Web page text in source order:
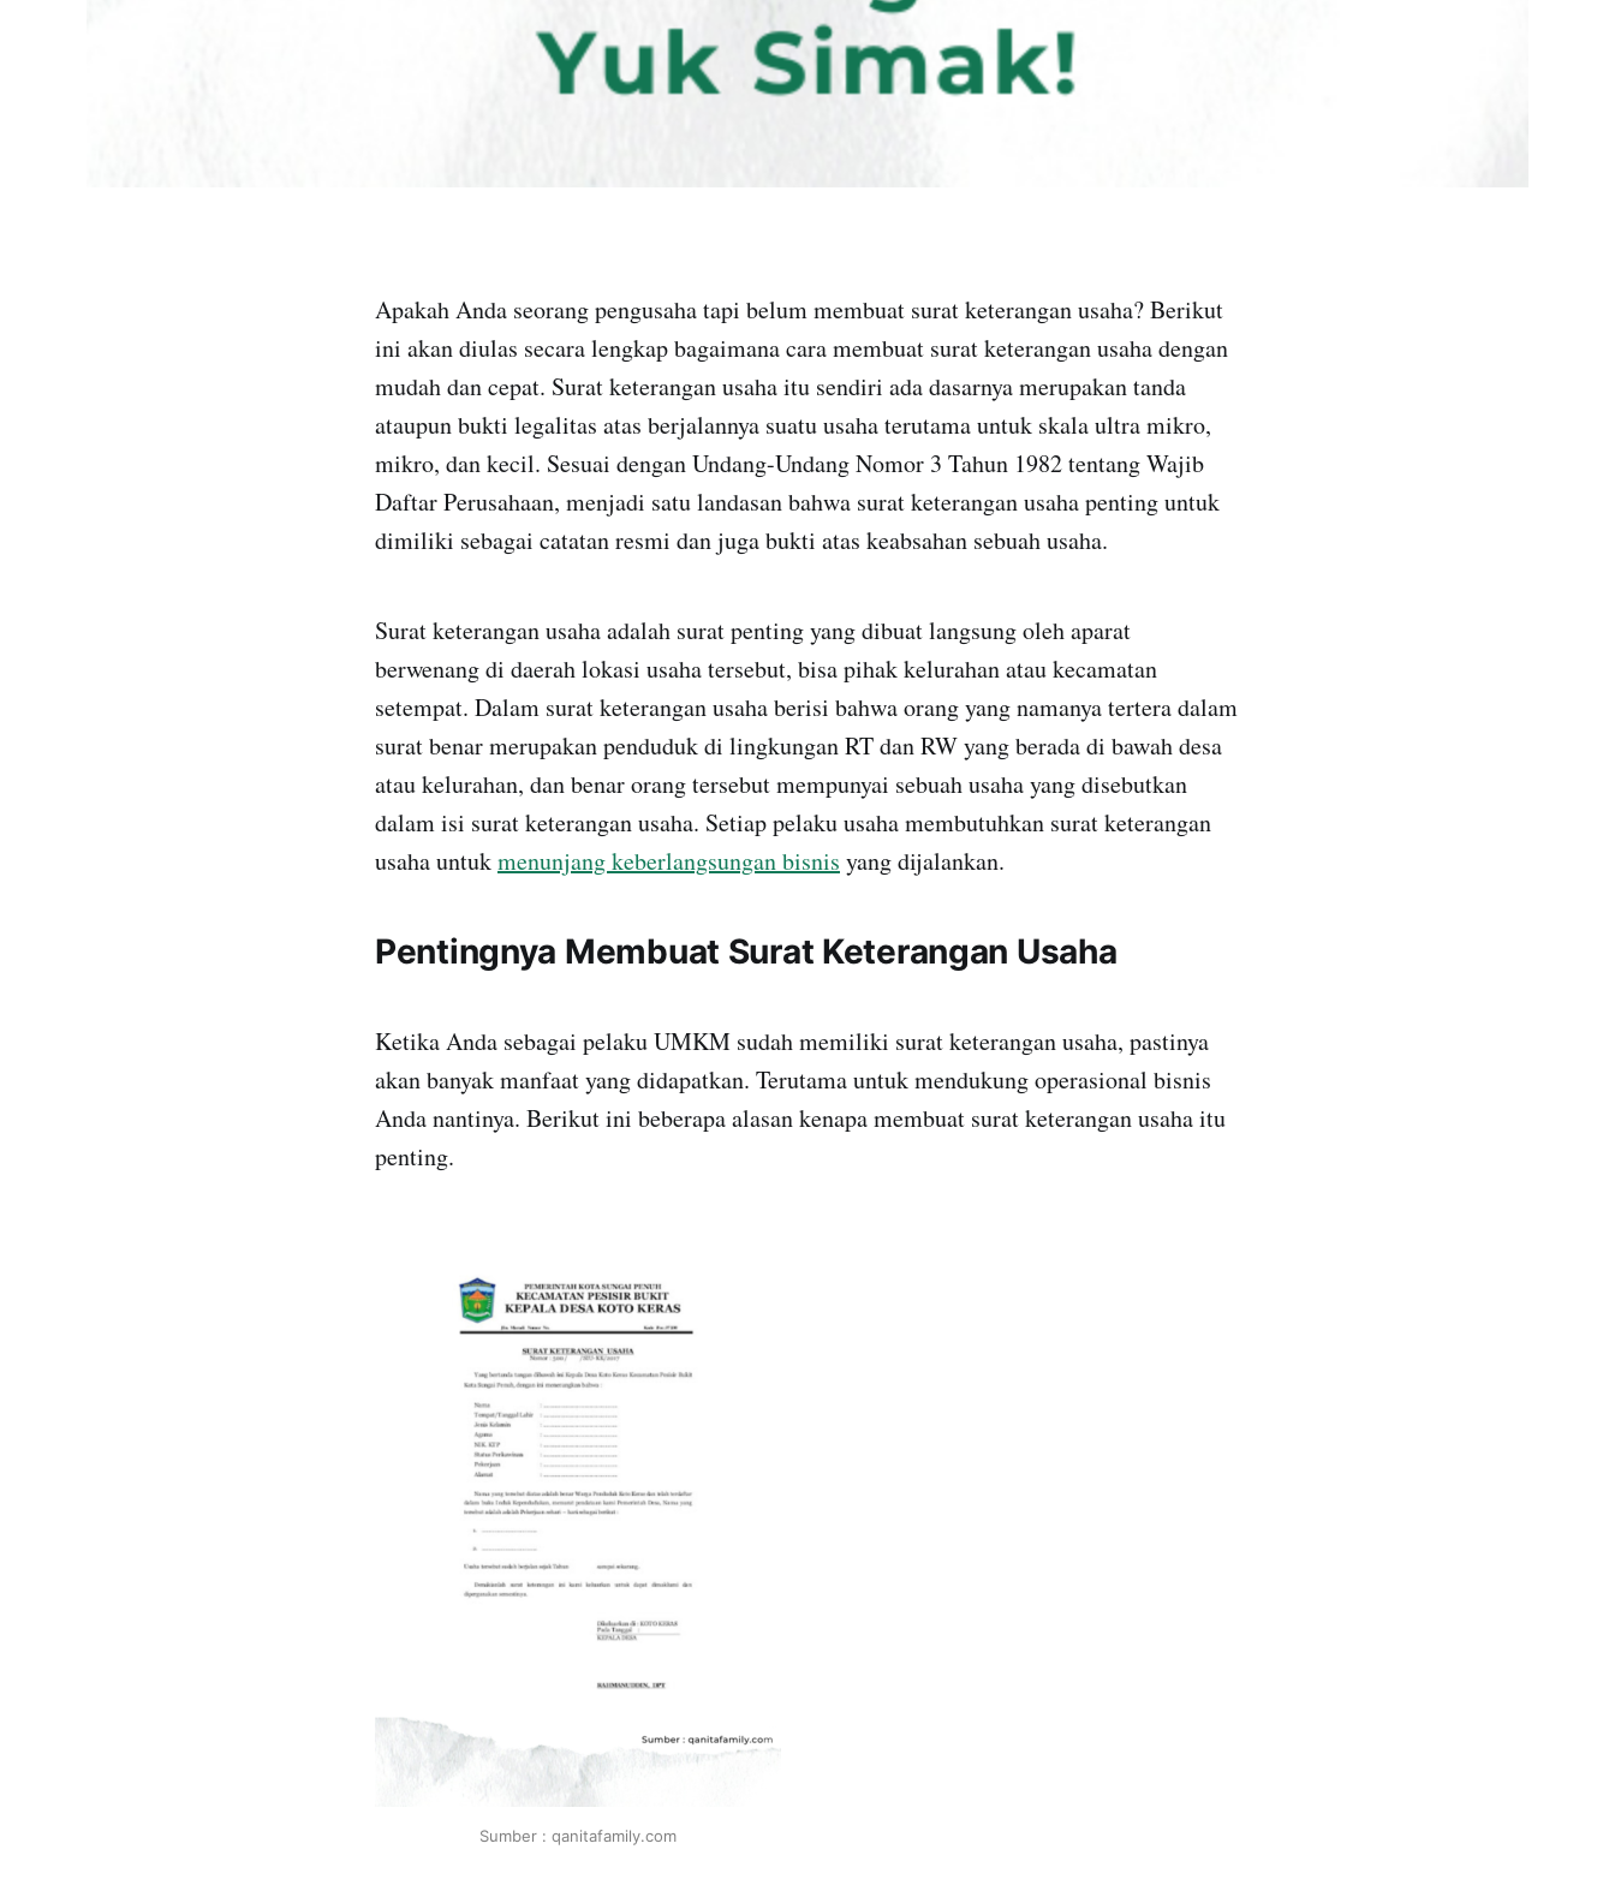
Apakah Anda seorang pengusaha tapi belum membuat surat keterangan usaha? Berikut
ini akan diulas secara lengkap bagaimana cara membuat surat keterangan usaha dengan
mudah dan cepat. Surat keterangan usaha itu sendiri ada dasarnya merupakan tanda
ataupun bukti legalitas atas berjalannya suatu usaha terutama untuk skala ultra mikro,
mikro, dan kecil. Sesuai dengan Undang-Undang Nomor 3 Tahun 1982 tentang Wajib
Daftar Perusahaan, menjadi satu landasan bahwa surat keterangan usaha penting untuk
dimiliki sebagai catatan resmi dan juga bukti atas keabsahan sebuah usaha.
Surat keterangan usaha adalah surat penting yang dibuat langsung oleh aparat
berwenang di daerah lokasi usaha tersebut, bisa pihak kelurahan atau kecamatan
setempat. Dalam surat keterangan usaha berisi bahwa orang yang namanya tertera dalam
surat benar merupakan penduduk di lingkungan RT dan RW yang berada di bawah desa
atau kelurahan, dan benar orang tersebut mempunyai sebuah usaha yang disebutkan
dalam isi surat keterangan usaha. Setiap pelaku usaha membutuhkan surat keterangan
usaha untukmenunjang keberlangsungan bisnis yang dijalankan.
Pentingnya Membuat Surat Keterangan Usaha
Ketika Anda sebagai pelaku UMKM sudah memiliki surat keterangan usaha, pastinya
akan banyak manfaat yang didapatkan. Terutama untuk mendukung operasional bisnis
Anda nantinya. Berikut ini beberapa alasan kenapa membuat surat keterangan usaha itu
penting.
Sumber : qanitafamily.com